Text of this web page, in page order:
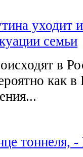
уходит
семьи
в
как
тоннеля,